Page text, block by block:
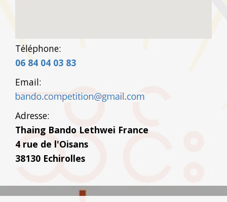
Téléphone:
06 84 04 03 83
Email:
Adresse:
Thaing Bando Lethwei France
4 rue de l'Oisans
38130 Echirolles